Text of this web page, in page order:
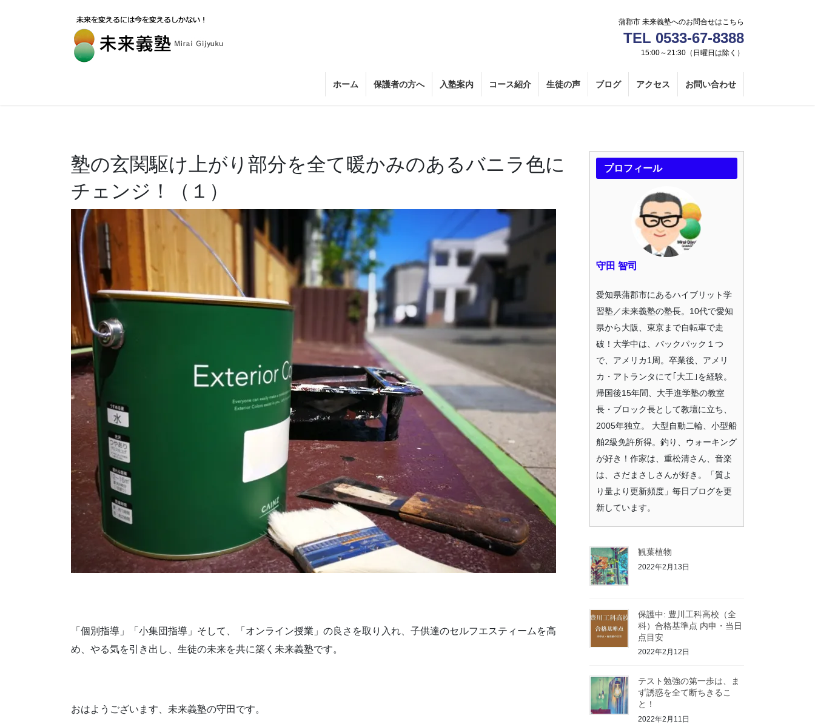
蒲郡市 未来義塾へのお問合せはこちら
TEL 0533-67-8388
15:00～21:30（日曜日は除く）
ホーム 保護者の方へ 入塾案内 コース紹介 生徒の声 ブログ アクセス お問い合わせ
塾の玄関駆け上がり部分を全て暖かみのあるバニラ色に
チェンジ！（１）
「個別指導」「小集団指導」そして、「オンライン授業」の良さを取り入れ、子供達のセルフエスティームを高
め、やる気を引き出し、生徒の未来を共に築く未来義塾です。
おはようございます、未来義塾の守田です。
プロフィール
守田 智司
愛知県蒲郡市にあるハイブリット学
習塾／未来義塾の塾長。10代で愛知
県から大阪、東京まで自転車で走
破！大学中は、バックパック１つ
で、アメリカ1周。卒業後、アメリ
カ・アトランタにて｢大工｣を経験。
帰国後15年間、大手進学塾の教室
長・ブロック長として教壇に立ち、
2005年独立。 大型自動二輪、小型船
舶2級免許所得。釣り、ウォーキング
が好き！作家は、重松清さん、音楽
は、さだまさしさんが好き。「質よ
り量より更新頻度」毎日ブログを更
新しています。
観葉植物
2022年2月13日
保護中: 豊川工科高校（全
科）合格基準点 内申・当日
点目安
2022年2月12日
テスト勉強の第一歩は、ま
ず誘惑を全て断ちきるこ
と！
2022年2月11日